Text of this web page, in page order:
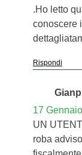
.Ho letto
conoscere
Rispondi
17
UN
roba